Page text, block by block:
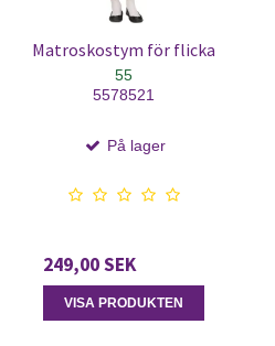
Matroskostym för flicka
55
5578521
På lager
249,00 SEK
VISA PRODUKTEN